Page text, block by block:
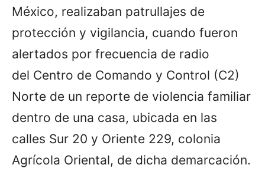
México, realizaban patrullajes de
protección y vigilancia, cuando fueron
alertados por frecuencia de radio
del Centro de Comando y Control (C2)
Norte de un reporte de violencia familiar
dentro de una casa, ubicada en las
calles Sur 20 y Oriente 229, colonia
Agrícola Oriental, de dicha demarcación.